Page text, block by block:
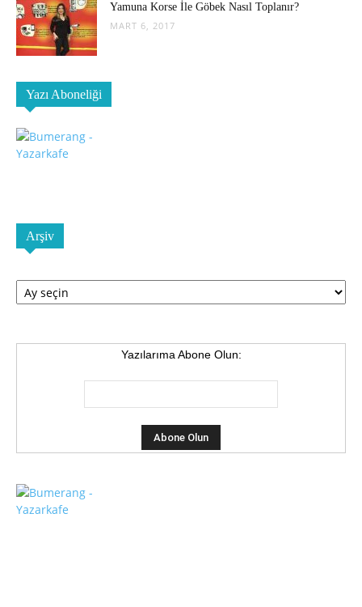
Yamuna Korse İle Göbek Nasıl Toplanır?
MART 6, 2017
Yazı Aboneliği
Arşiv
Arşiv
Yazılarıma Abone Olun: